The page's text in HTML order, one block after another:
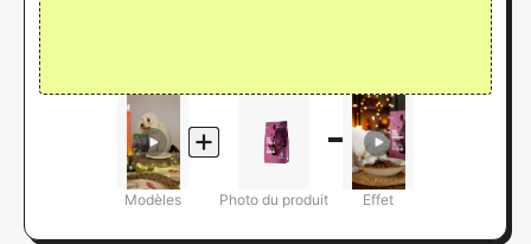
Modèles Photo du produit Effet